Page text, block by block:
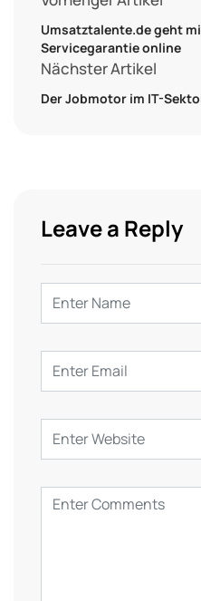
Umsatztalente.de geht
Servicegarantie online
Nächster Artikel
Der Jobmotor im IT-
Leave a Reply